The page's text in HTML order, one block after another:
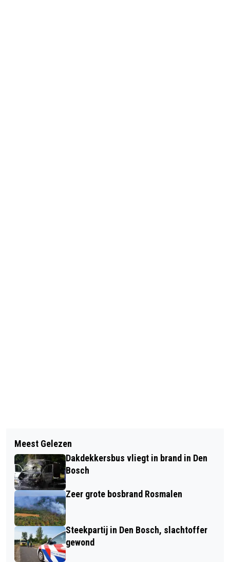
FC DEN BOSCH BEZORGT
GLIMLACHEN OP KINDERAFDELING
JEROEN BOSCH ZIEKENHUIS
SNUFFELMARKT IN BRABANTHALLEN
Meest Gelezen
Dakdekkersbus vliegt in brand in Den
Bosch
Zeer grote bosbrand Rosmalen
Steekpartij in Den Bosch, slachtoffer
gewond